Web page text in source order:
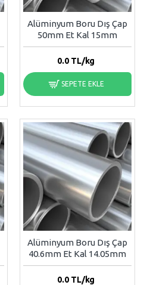
Alüminyum Boru Dış Çap
50mm Et Kal 15mm
0.0TL/kg
SEPETE EKLE
Alüminyum Boru Dış Çap
40.6mm Et Kal 14.05mm
0.0TL/kg